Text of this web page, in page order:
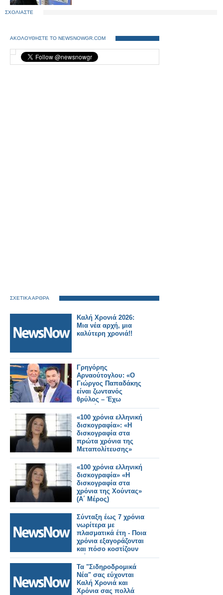
ΣΧΟΛΙΑΣΤΕ
ΑΚΟΛΟΥΘΗΣΤΕ ΤΟ NEWSNOWGR.COM
ΣΧΕΤΙΚΑ ΑΡΘΡΑ
Καλή Χρονιά 2026:
Μια νέα αρχή, μια
καλύτερη χρονιά!!
Γρηγόρης
Αρναούτογλου: «Ο
Γιώργος Παπαδάκης
είναι ζωντανός
θρύλος – Έχω
συμβόλαιο με τον
ΑΝΤ1 για άλλα δύο
χρόνια»
«100 χρόνια ελληνική
δισκογραφία»: «Η
δισκογραφία στα
πρώτα χρόνια της
Μεταπολίτευσης»
«100 χρόνια ελληνική
δισκογραφία» «Η
δισκογραφία στα
χρόνια της Χούντας»
(Α΄ Μέρος)
Σύνταξη έως 7 χρόνια
νωρίτερα με
πλασματικά έτη - Ποια
χρόνια εξαγοράζονται
και πόσο κοστίζουν
[πίνακες]
Τα "Σιδηροδρομικά
Νέα" σας εύχονται
Καλή Χρονιά και
Χρόνια σας πολλά